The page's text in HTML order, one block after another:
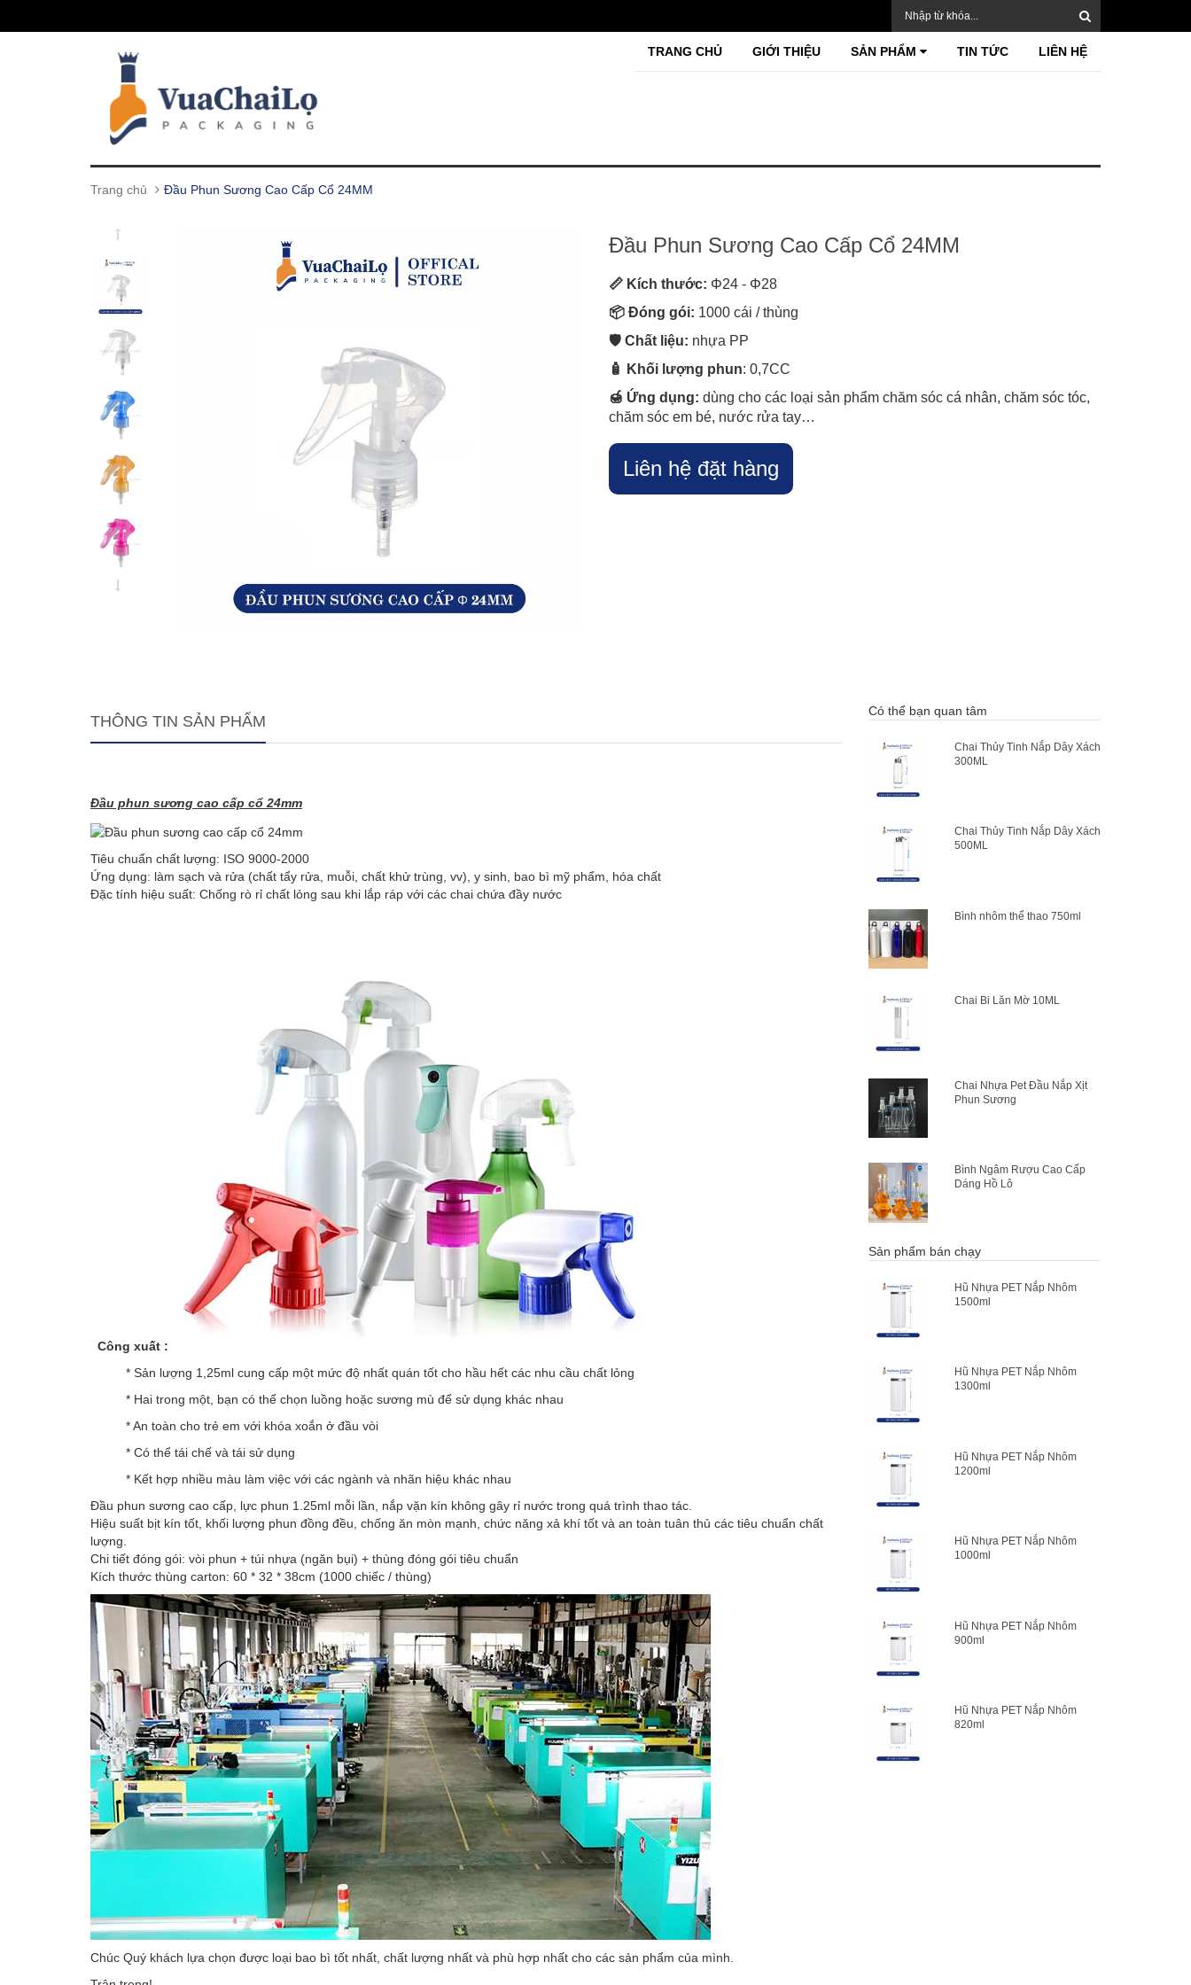
TRANG CHỦ GIỚI THIỆU SẢN PHẨM TIN TỨC LIÊN HỆ
Trang chủ Đầu Phun Sương Cao Cấp Cổ 24MM
Đầu Phun Sương Cao Cấp Cổ 24MM
📏 Kích thước: Φ24 - Φ28
📦 Đóng gói: 1000 cái / thùng
🛡️ Chất liệu: nhựa PP
🧴
Khối lượng phun: 0,7CC
🍯 Ứng dụng: dùng cho các loại sản phẩm chăm sóc cá nhân, chăm sóc tóc,
chăm sóc em bé, nước rửa tay…
Liên hệ đặt hàng
THÔNG TIN SẢN PHẨM
Đầu phun sương cao cấp cổ 24mm
Tiêu chuẩn chất lượng: ISO 9000-2000
Ứng dụng: làm sạch và rửa (chất tẩy rửa, muỗi, chất khử trùng, vv), y sinh, bao bì mỹ phẩm, hóa chất
Đặc tính hiệu suất: Chống rò rỉ chất lỏng sau khi lắp ráp với các chai chứa đầy nước
Công xuất :
* Sản lượng 1,25ml cung cấp một mức độ nhất quán tốt cho hầu hết các nhu cầu chất lỏng
* Hai trong một, bạn có thể chọn luồng hoặc sương mù để sử dụng khác nhau
* An toàn cho trẻ em với khóa xoắn ở đầu vòi
* Có thể tái chế và tái sử dụng
* Kết hợp nhiều màu làm việc với các ngành và nhãn hiệu khác nhau
Đầu phun sương cao cấp, lực phun 1.25ml mỗi lần, nắp vặn kín không gây rỉ nước trong quá trình thao tác.
Hiệu suất bịt kín tốt, khối lượng phun đồng đều, chống ăn mòn mạnh, chức năng xả khí tốt và an toàn tuân thủ các tiêu chuẩn chất
lượng.
Chi tiết đóng gói: vòi phun + túi nhựa (ngăn bụi) + thùng đóng gói tiêu chuẩn
Kích thước thùng carton: 60 * 32 * 38cm (1000 chiếc / thùng)
Chúc Quý khách lựa chọn được loại bao bì tốt nhất, chất lượng nhất và phù hợp nhất cho các sản phẩm của mình.
Có thể bạn quan tâm
Chai Thủy Tinh Nắp Dây Xách
300ML
Chai Thủy Tinh Nắp Dây Xách
500ML
Bình nhôm thể thao 750ml
Chai Bi Lăn Mờ 10ML
Chai Nhựa Pet Đầu Nắp Xịt
Phun Sương
Bình Ngâm Rượu Cao Cấp
Dáng Hồ Lô
Sản phẩm bán chạy
Hũ Nhựa PET Nắp Nhôm
1500ml
Hũ Nhựa PET Nắp Nhôm
1300ml
Hũ Nhựa PET Nắp Nhôm
1200ml
Hũ Nhựa PET Nắp Nhôm
1000ml
Hũ Nhựa PET Nắp Nhôm
900ml
Hũ Nhựa PET Nắp Nhôm
820ml